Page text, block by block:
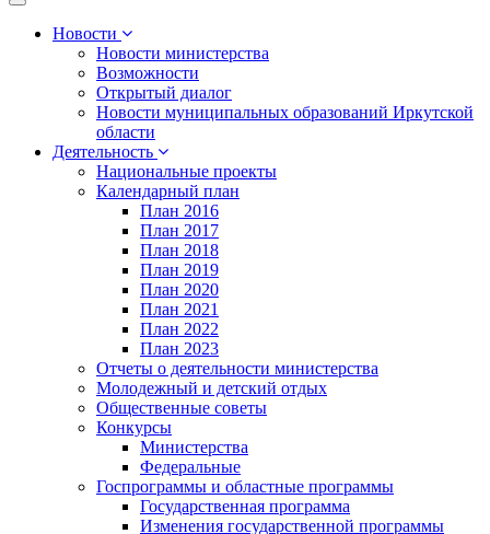
Toggle
navigationНовости
Новости министерства
Возможности
Открытый диалог
Новости муниципальных образований Иркутской
области
Деятельность
Национальные проекты
Календарный план
План 2016
План 2017
План 2018
План 2019
План 2020
План 2021
План 2022
План 2023
Отчеты о деятельности министерства
Молодежный и детский отдых
Общественные советы
Конкурсы
Министерства
Федеральные
Госпрограммы и областные программы
Государственная программа
Изменения государственной программы